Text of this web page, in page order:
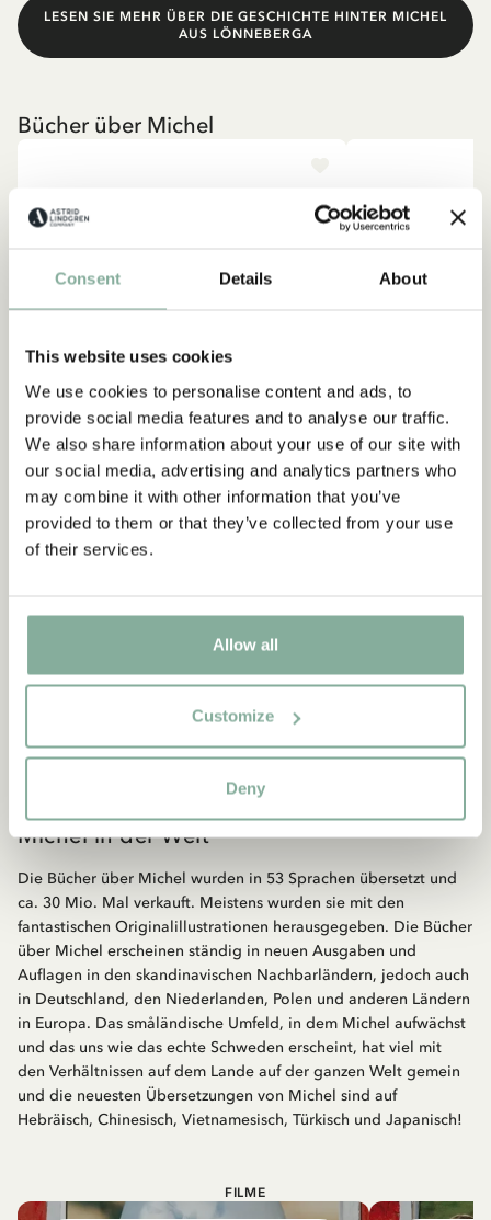
Consent Details About
This website uses cookies
We use cookies to personalise content and ads, to
provide social media features and to analyse our traffic.
We also share information about your use of our site with
our social media, advertising and analytics partners who
may combine it with other information that you’ve
provided to them or that they’ve collected from your use
of their services.
Allow all
Customize
Deny
LESEN SIE MEHR ÜBER DIE GESCHICHTE HINTER MICHEL
AUS LÖNNEBERGA
Bücher über Michel
Immer dieser Michel CD
IN DEN WARENKORB IN DEN
Michel in der Welt
Die Bücher über Michel wurden in 53 Sprachen übersetzt und
ca. 30 Mio. Mal verkauft. Meistens wurden sie mit den
fantastischen Originalillustrationen herausgegeben. Die Bücher
über Michel erscheinen ständig in neuen Ausgaben und
Auflagen in den skandinavischen Nachbarländern, jedoch auch
in Deutschland, den Niederlanden, Polen und anderen Ländern
in Europa. Das småländische Umfeld, in dem Michel aufwächst
und das uns wie das echte Schweden erscheint, hat viel mit
den Verhältnissen auf dem Lande auf der ganzen Welt gemein
und die neuesten Übersetzungen von Michel sind auf
Hebräisch, Chinesisch, Vietnamesisch, Türkisch und Japanisch!
FILME